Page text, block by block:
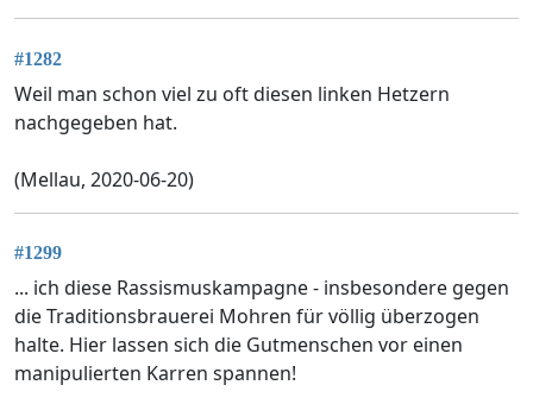
#1282
Weil man schon viel zu oft diesen linken Hetzern
nachgegeben hat.
(Mellau, 2020-06-20)
#1299
... ich diese Rassismuskampagne - insbesondere gegen
die Traditionsbrauerei Mohren für völlig überzogen
halte. Hier lassen sich die Gutmenschen vor einen
manipulierten Karren spannen!